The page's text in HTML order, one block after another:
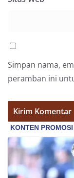
Simpan nama,
peramban ini